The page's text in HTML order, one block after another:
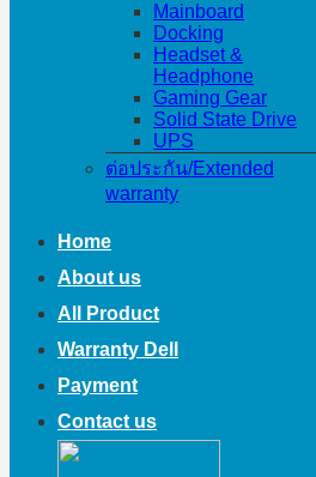
Mainboard
Docking
Headset &
Headphone
Gaming Gear
Solid State Drive
UPS
ต่อประกัน/Extended
warranty
Home
About us
All Product
Warranty Dell
Payment
Contact us